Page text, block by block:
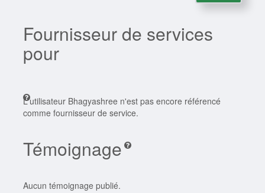
Fournisseur de services
pour
L'utilisateur Bhagyashree n'est pas encore référencé
comme fournisseur de service.
Témoignage
Aucun témoignage publié.